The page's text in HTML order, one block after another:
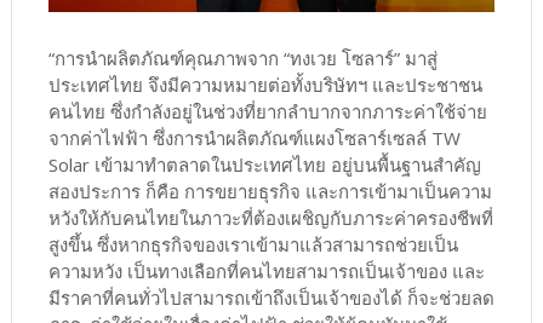
“การนำผลิตภัณฑ์คุณภาพจาก “ทงเวย โซลาร์” มาสู่
ประเทศไทย จึงมีความหมายต่อทั้งบริษัทฯ และประชาชน
คนไทย ซึ่งกำลังอยู่ในช่วงที่ยากลำบากจากภาระค่าใช้จ่าย
จากค่าไฟฟ้า ซึ่งการนำผลิตภัณฑ์แผงโซลาร์เซลล์ TW
Solar เข้ามาทำตลาดในประเทศไทย อยู่บนพื้นฐานสำคัญ
สองประการ ก็คือ การขยายธุรกิจ และการเข้ามาเป็นความ
หวังให้กับคนไทยในภาวะที่ต้องเผชิญกับภาระค่าครองชีพที่
สูงขึ้น ซึ่งหากธุรกิจของเราเข้ามาแล้วสามารถช่วยเป็น
ความหวัง เป็นทางเลือกที่คนไทยสามารถเป็นเจ้าของ และ
มีราคาที่คนทั่วไปสามารถเข้าถึงเป็นเจ้าของได้ ก็จะช่วยลด